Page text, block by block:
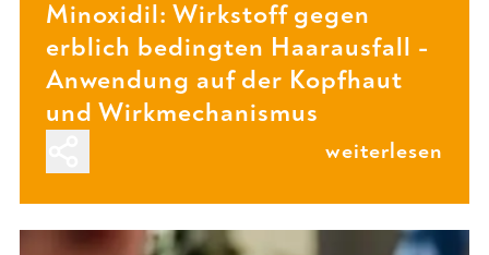
Minoxidil: Wirkstoff gegen
erblich bedingten Haarausfall -
Anwendung auf der Kopfhaut
und Wirkmechanismus
weiterlesen